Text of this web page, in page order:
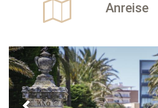
Anreise
Previous